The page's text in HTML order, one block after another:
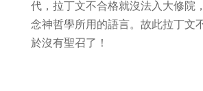
代，拉丁文不合格就沒法入大修院
念神哲學所用的語言。故此拉丁文
於沒有聖召了！